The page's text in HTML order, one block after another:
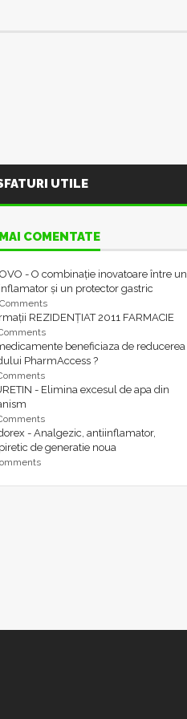
UTILE
COMENTATE
- O combinație inovatoare între un
și un protector gastric
REZIDENȚIAT 2011 FARMACIE
beneficiaza de reducerea
PharmAccess ?
- Elimina excesul de apa din
- Analgezic, antiinflamator,
de generatie noua